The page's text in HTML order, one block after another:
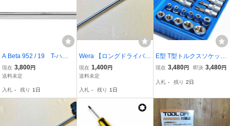
A Beta 952 / 19 T-ハン
ドル スライド式 フレック
スBOXレンチ 19mm
現在 3,800円
送料未定
入札 - 残り 1日
Wera 【ロングドライバ
ー】 T-ハンドル ナットド
ライバー 495T / 17mmｘ
現在 1,400円
送料未定
入札 - 残り 1日
E型 T型トルクスソケット
29個 セット 1/4 3/8 1/2 ト
ット 雄 雌 ビット 専用ケ
現在 3,480円 即決 3,480円
入札 - 残り 2日